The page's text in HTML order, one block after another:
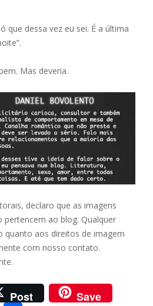
que dessa vez eu sei. É a última
Mas deveria.
declaro que as imagens
pertencem ao blog. Qualquer
quanto aos direitos de imagem
com nosso contato.
Post Save